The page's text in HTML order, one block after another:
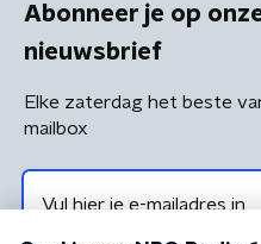
Abonneer je op
nieuwsbrief
Elke zaterdag het beste
mailbox